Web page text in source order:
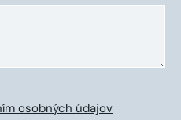
osobných údajov